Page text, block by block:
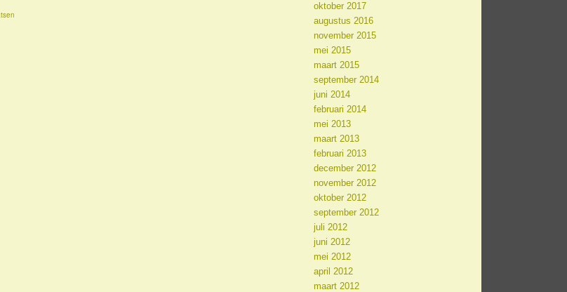
oktober 2017
augustus 2016
november 2015
mei 2015
maart 2015
september 2014
juni 2014
februari 2014
mei 2013
maart 2013
februari 2013
december 2012
november 2012
oktober 2012
september 2012
juli 2012
juni 2012
mei 2012
april 2012
maart 2012